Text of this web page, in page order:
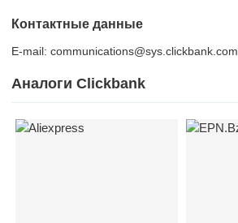
Контактные данные
E-mail: communications@sys.clickbank.com
Аналоги Clickbank